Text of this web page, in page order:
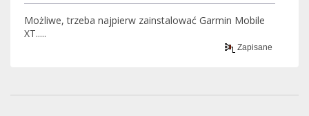
Możliwe, trzeba najpierw zainstalować Garmin Mobile
XT.....
Zapisane